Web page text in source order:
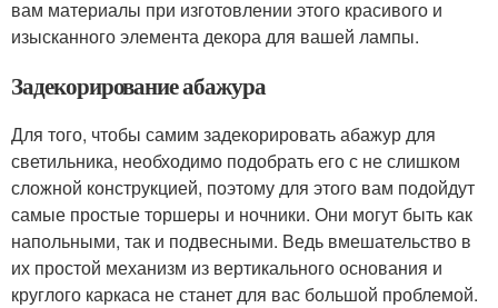
вам материалы при изготовлении этого красивого и
изысканного элемента декора для вашей лампы.
Задекорирование абажура
Для того, чтобы самим задекорировать абажур для
светильника, необходимо подобрать его с не слишком
сложной конструкцией, поэтому для этого вам подойдут
самые простые торшеры и ночники. Они могут быть как
напольными, так и подвесными. Ведь вмешательство в
их простой механизм из вертикального основания и
круглого каркаса не станет для вас большой проблемой.